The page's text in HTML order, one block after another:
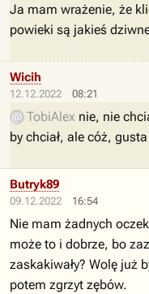
Ja mam wrażenie, że
powieki są jakieś
12.12.2022 08:21
Wicih
TobiAlex nie, nie
by chciał, ale cóż,
09.12.2022 16:54
Butryk89
Nie mam żadnych
może to i dobrze, bo
zaskakiwały? Wolę już
potem zgrzyt zębów.